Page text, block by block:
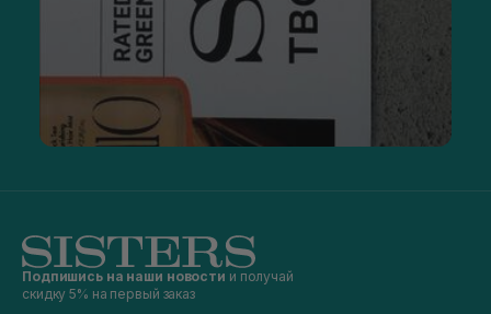
Подпишись на наши новости и получай
скидку 5% на первый заказ